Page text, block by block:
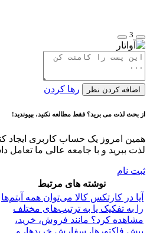
3
اضافه کردن نظر رها کردن
از بحث لذت می برید؟ فقط مطالعه نکنید، بپیوندید!
همین امروز یک حساب کاربری ایجاد
لذت ببرید و با جامعه عالی ما تعامل
ثبت نام
نوشته های مرتبط
آیا در کارتکس کالا می‌توان همه آیتم‌ها
را به تفکیک یا به ترتیب‌های مختلف
مشاهده کرد؟ مانند فروش، خرید،
پیش فاکتورها، سفارش خریدها، و